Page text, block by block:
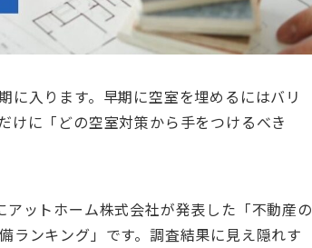
に入ります。早期に空室を埋めるにはバリ
けに「どの空室対策から手をつけるべき
ットホーム株式会社が発表した「不動産の
ランキング」です。調査結果に見え隠れす